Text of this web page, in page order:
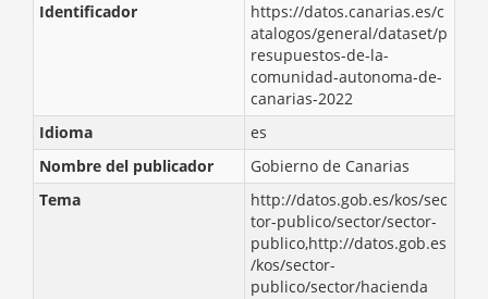
Identificador
https://datos.canarias.es/c
atalogos/general/dataset/p
resupuestos-de-la-
comunidad-autonoma-de-
canarias-2022
Idioma
es
Nombre del publicador
Gobierno de Canarias
Tema
http://datos.gob.es/kos/sec
tor-publico/sector/sector-
publico,http://datos.gob.es
/kos/sector-
publico/sector/hacienda